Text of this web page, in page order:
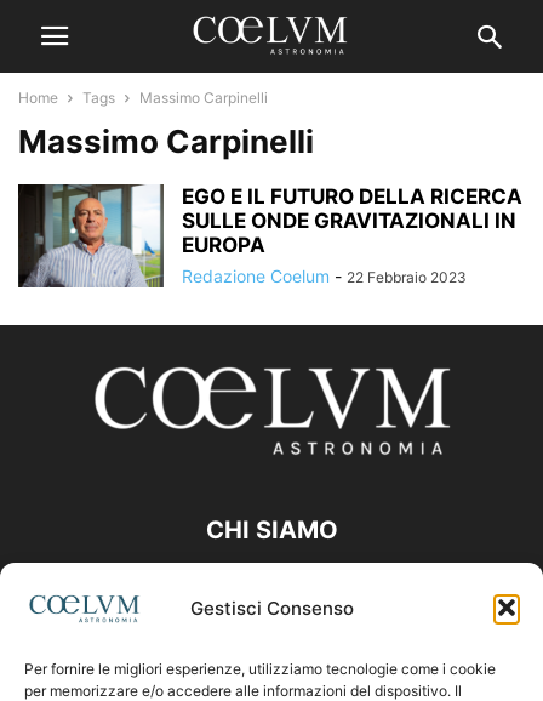
Gestisci Consenso
Per fornire le migliori esperienze, utilizziamo tecnologie come i cookie
per memorizzare e/o accedere alle informazioni del dispositivo. Il
Home Tags Massimo Carpinelli
Massimo Carpinelli
EGO E IL FUTURO DELLA RICERCA
SULLE ONDE GRAVITAZIONALI IN
EUROPA
Redazione Coelum - 22 Febbraio 2023
CHI SIAMO
Contattaci:coelumastro@coelum.com
SEGUICI